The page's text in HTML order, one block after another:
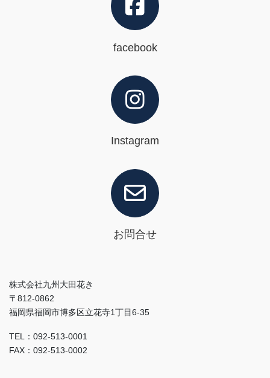
facebook
Instagram
お問合せ
株式会社九州大田花き
〒812-0862
福岡県福岡市博多区立花寺1丁目6-35
TEL：092-513-0001
FAX：092-513-0002